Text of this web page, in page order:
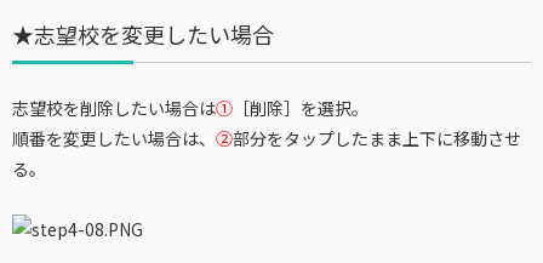
★志望校を変更したい場合
志望校を削除したい場合は① ［削除］を選択。
順番を変更したい場合は、 ②部分をタップしたまま上下に移動させ
る。